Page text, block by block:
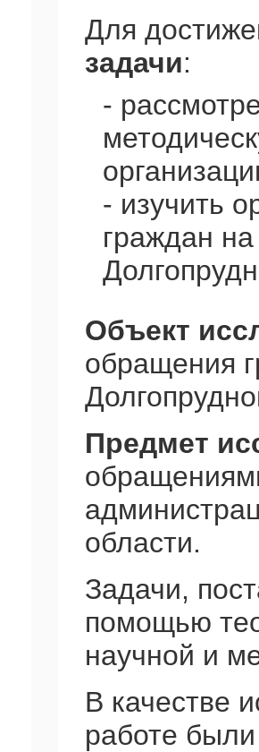
Для
задачи:
-
- изучить
граждан
Объект
обращения
Предмет
области.
Задачи,
помощью
научной и
В качестве
работе